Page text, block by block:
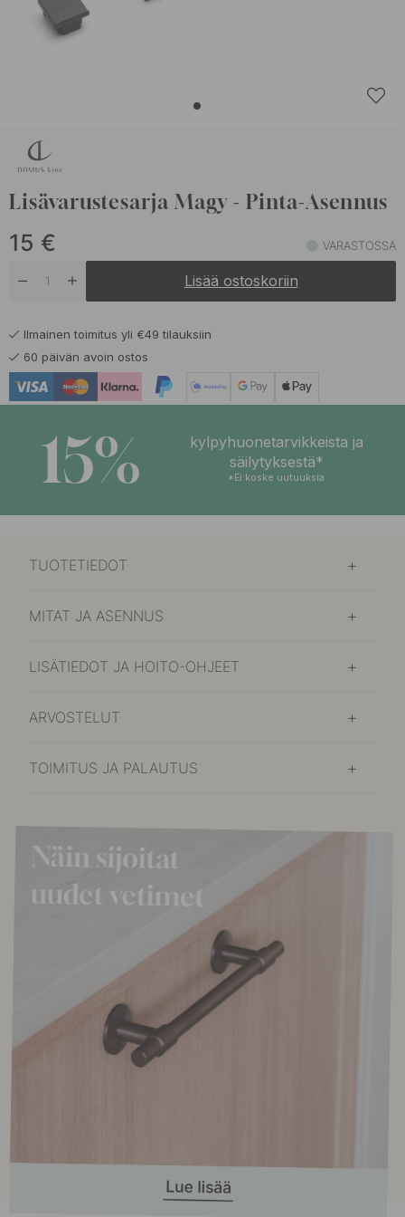
Lisävarustesarja Magy - Pinta-Asennus
15 € VARASTOSSA
Lisää ostoskoriin
Ilmainen toimitus yli €49 tilauksiin
60 päivän avoin ostos
15%
kylpyhuonetarvikkeista ja
säilytyksestä*
*Ei koske uutuuksia
TUOTETIEDOT
MITAT JA ASENNUS
LISÄTIEDOT JA HOITO-OHJEET
ARVOSTELUT
TOIMITUS JA PALAUTUS